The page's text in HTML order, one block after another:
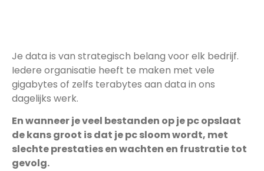
Je data is van strategisch belang voor elk bedrijf.
Iedere organisatie heeft te maken met vele
gigabytes of zelfs terabytes aan data in ons
dagelijks werk.
En wanneer je veel bestanden op je pc opslaat
de kans groot is dat je pc sloom wordt, met
slechte prestaties en wachten en frustratie tot
gevolg.